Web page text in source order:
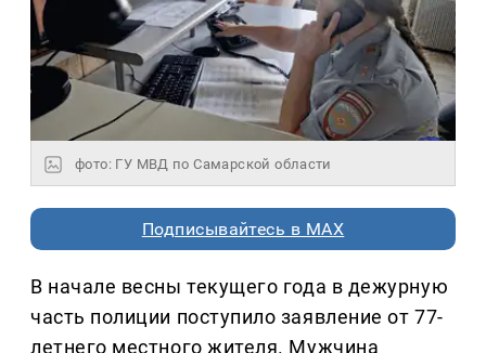
фото: ГУ МВД по Самарской области
Подписывайтесь в MAX
В начале весны текущего года в дежурную
часть полиции поступило заявление от 77-
летнего местного жителя. Мужчина